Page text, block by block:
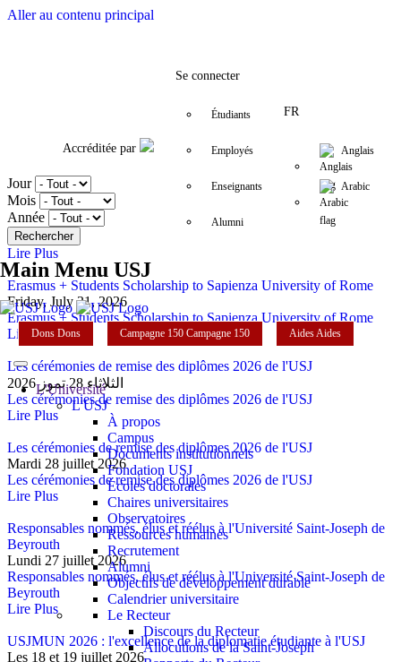
Aller au contenu principal
FacebookTwitter
Accréditée par
Se connecter
Étudiants
Employés
Enseignants
Alumni
FR
Anglais
Arabic
Main Menu USJ
Dons Dons Campagne 150 Campagne 150 AidesAides
L'Université
L'USJ
À propos
Campus
Documents institutionnels
Fondation USJ
Écoles doctorales
Chaires universitaires
Observatoires
Ressources humaines
Recrutement
Alumni
Objectifs de développement durable
Calendrier universitaire
Le Recteur
Discours du Recteur
Allocutions de la Saint-Joseph
Jour
Mois
Année
Lire Plus
Erasmus + Students Scholarship to Sapienza University of Rome
Friday, July 31, 2026
Erasmus + Students Scholarship to Sapienza University of Rome
Lire Plus
Les cérémonies de remise des diplômes 2026 de l'USJ
الثلاثاء 28 تموز 2026
Les cérémonies de remise des diplômes 2026 de l'USJ
Lire Plus
Les cérémonies de remise des diplômes 2026 de l'USJ
Mardi 28 juillet 2026
Les cérémonies de remise des diplômes 2026 de l'USJ
Lire Plus
Responsables nommés, élus et réélus à l'Université Saint-Joseph de
Beyrouth
Lundi 27 juillet 2026
Responsables nommés, élus et réélus à l'Université Saint-Joseph de
Beyrouth
Lire Plus
USJMUN 2026 : l'excellence de la diplomatie étudiante à l'USJ
Les 18 et 19 juillet 2026